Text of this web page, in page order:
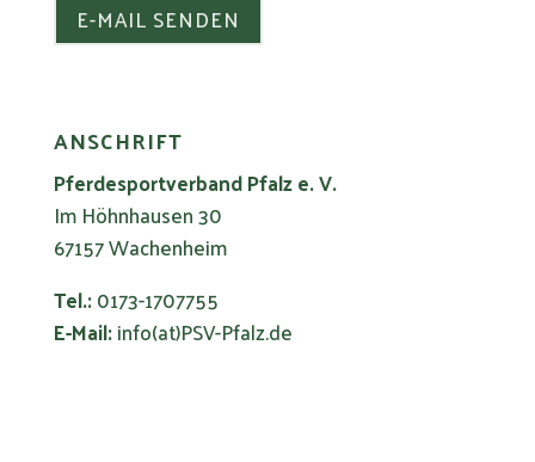
E-MAIL SENDEN
ANSCHRIFT
Pferdesportverband Pfalz e. V.
Im Höhnhausen 30
67157 Wachenheim
Tel.:0173-1707755
E-Mail:info(at)PSV-Pfalz.de